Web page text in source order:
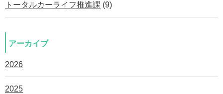
トータルカーライフ推進課 (9)
アーカイブ
2026
2025